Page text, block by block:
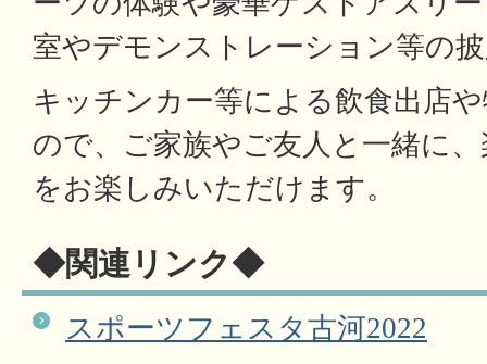
室やデモンストレーション等の
キッチンカー等による飲食出店
ので、ご家族やご友人と一緒に
をお楽しみいただけます。
◆関連リンク◆
スポーツフェスタ古河2022